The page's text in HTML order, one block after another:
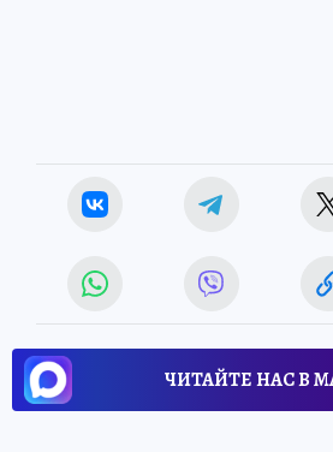
ЧИТАЙТЕ НАС В